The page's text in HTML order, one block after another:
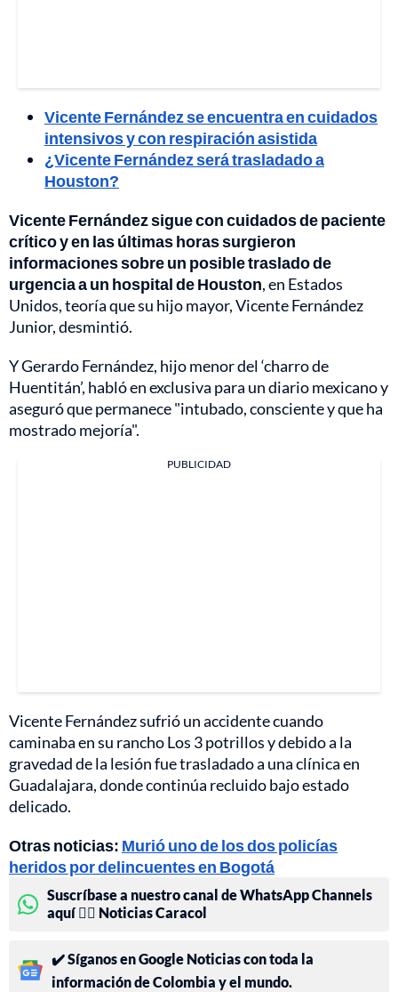
Vicente Fernández se encuentra en cuidados
intensivos y con respiración asistida
¿Vicente Fernández será trasladado a
Houston?
Vicente Fernández sigue con cuidados de paciente
crítico y en las últimas horas surgieron
informaciones sobre un posible traslado de
urgencia a un hospital de Houston, en Estados
Unidos, teoría que su hijo mayor, Vicente Fernández
Junior, desmintió.
Y Gerardo Fernández, hijo menor del ‘charro de
Huentitán’, habló en exclusiva para un diario mexicano y
aseguró que permanece "intubado, consciente y que ha
mostrado mejoría".
PUBLICIDAD
Vicente Fernández sufrió un accidente cuando
caminaba en su rancho Los 3 potrillos y debido a la
gravedad de la lesión fue trasladado a una clínica en
Guadalajara, donde continúa recluido bajo estado
delicado.
Otras noticias: Murió uno de los dos policías
heridos por delincuentes en Bogotá
Suscríbase a nuestro canal de WhatsApp Channels
aquí 👉🏻 Noticias Caracol
✔️ Síganos en Google Noticias con toda la
información de Colombia y el mundo.